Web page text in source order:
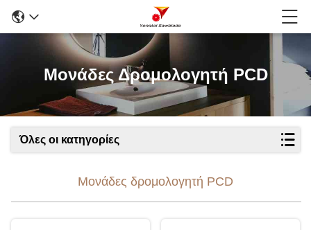
Μονάδες Δρομολογητή PCD
Όλες οι κατηγορίες
Μονάδες δρομολογητή PCD